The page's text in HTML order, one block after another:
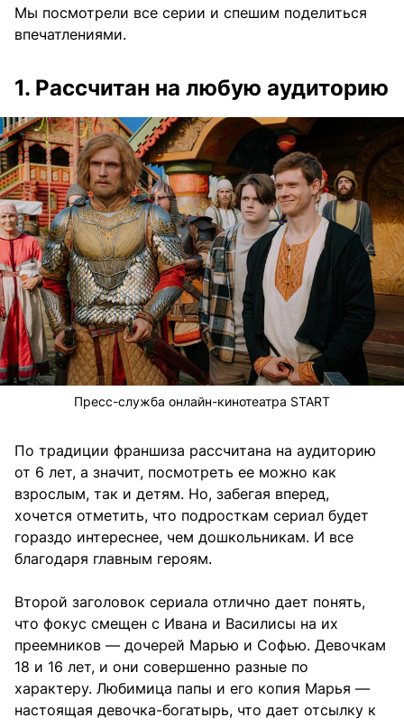
Мы посмотрели все серии и спешим поделиться
впечатлениями.
1. Рассчитан на любую аудиторию
Пресс-служба онлайн-кинотеатра START
По традиции франшиза рассчитана на аудиторию
от 6 лет, а значит, посмотреть ее можно как
взрослым, так и детям. Но, забегая вперед,
хочется отметить, что подросткам сериал будет
гораздо интереснее, чем дошкольникам. И все
благодаря главным героям.
Второй заголовок сериала отлично дает понять,
что фокус смещен с Ивана и Василисы на их
преемников — дочерей Марью и Софью. Девочкам
18 и 16 лет, и они совершенно разные по
характеру. Любимица папы и его копия Марья —
настоящая девочка-богатырь, что дает отсылку к